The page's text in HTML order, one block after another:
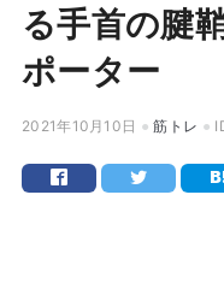
る手首の腱
ポーター
2021年10月10日 筋トレ